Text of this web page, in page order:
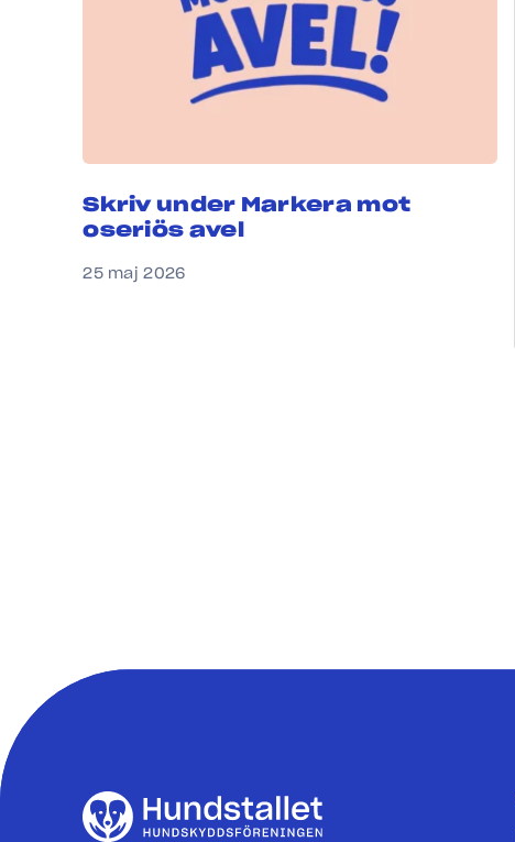
Skriv under Markera mot
oseriös avel
25 maj 2026